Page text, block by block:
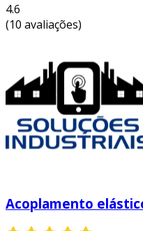
4.6
(10 avaliações)
Acoplamento